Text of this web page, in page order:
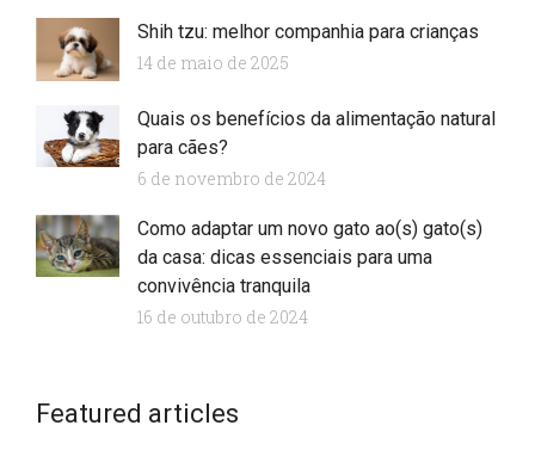
Shih tzu: melhor companhia para crianças
14 de maio de 2025
Quais os benefícios da alimentação natural
para cães?
6 de novembro de 2024
Como adaptar um novo gato ao(s) gato(s)
da casa: dicas essenciais para uma
convivência tranquila
16 de outubro de 2024
Featured articles
Business